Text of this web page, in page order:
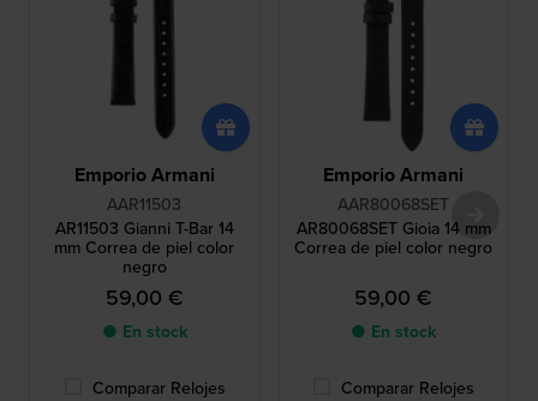
Emporio Armani
AAR11503
AR11503 Gianni T-Bar 14
mm Correa de piel color
negro
59,00 €
● En stock
Comparar Relojes
Emporio Armani
AAR80068SET
AR80068SET Gioia 14 mm
Correa de piel color negro
59,00 €
● En stock
Comparar Relojes